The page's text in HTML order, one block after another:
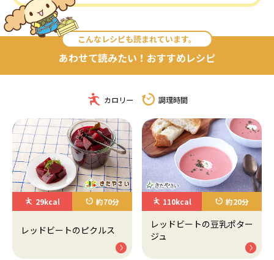
こんなレシピも読まれています。
あわせて読みたい！おすすめレシピ
カロリー 調理時間
29kcal 約70分
レッドビートのピクルス
110kcal 約20分
レッドビートの豆乳ポター
ジュ